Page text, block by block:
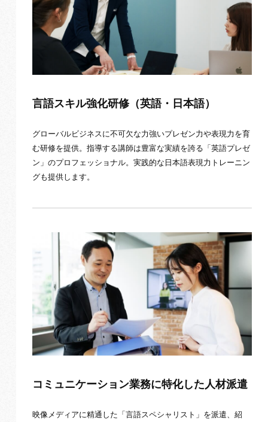
言語スキル強化研修（英語・日本語）
グローバルビジネスに不可欠な力強いプレゼン力や表現力を育
む研修を提供。指導する講師は豊富な実績を誇る「英語プレゼ
ン」のプロフェッショナル。実践的な日本語表現力トレーニン
グも提供します。
コミュニケーション業務に特化した人材派遣
映像メディアに精通した「言語スペシャリスト」を派遣、紹